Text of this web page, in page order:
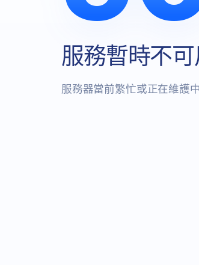
服務暫時不可
服務器當前繁忙或正在維護